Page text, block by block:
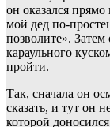
он оказался
мой дед по-
позволите».
караульного
пройти.
Так, сначала он
сказать, и тут он
которой